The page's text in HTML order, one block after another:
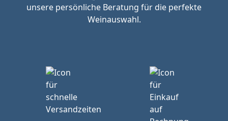
unsere persönliche Beratung für die perfekte
Weinauswahl.